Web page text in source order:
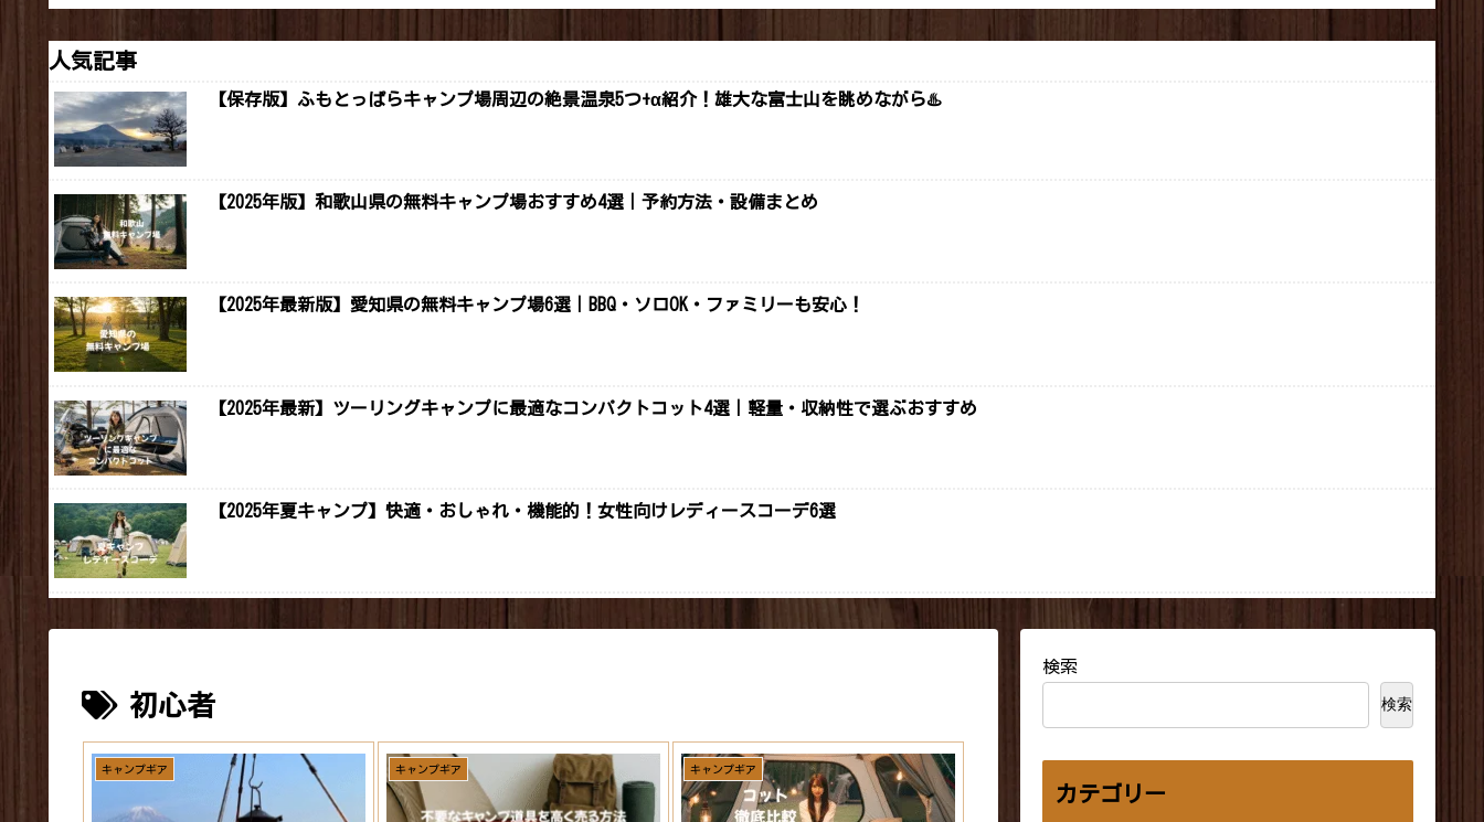
人気記事
【保存版】ふもとっぱらキャンプ場周辺の絶景温泉5つ+α紹介！雄大な富士山を眺めながら♨️
【2025年版】和歌山県の無料キャンプ場おすすめ4選｜予約方法・設備まとめ
【2025年最新版】愛知県の無料キャンプ場6選｜BBQ・ソロOK・ファミリーも安心！
【2025年最新】ツーリングキャンプに最適なコンパクトコット4選｜軽量・収納性で選ぶおすすめ
【2025年夏キャンプ】快適・おしゃれ・機能的！女性向けレディースコーデ6選
初心者
キャンプギア キャンプギア キャンプギア
検索
検索
カテゴリー